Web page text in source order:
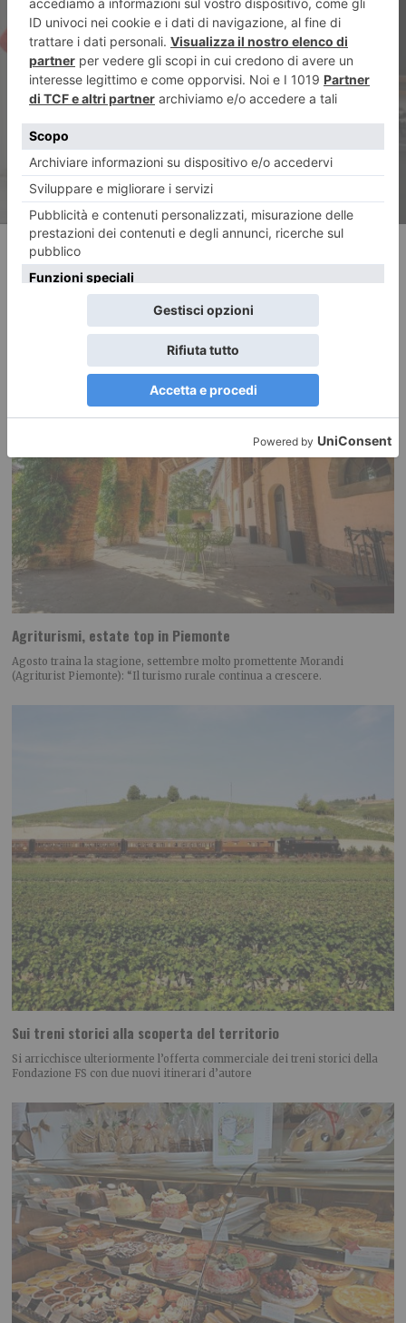
ARTICOLO SUCCESSIVO
Il Poli apre le porte ai futuri
studenti
RECENTI:
Agriturismi, estate top in Piemonte
Agosto traina la stagione, settembre molto promettente Morandi
(Agriturist Piemonte): “Il turismo rurale continua a crescere.
Sui treni storici alla scoperta del territorio
Si arricchisce ulteriormente l’offerta commerciale dei treni storici della
Fondazione FS con due nuovi itinerari d’autore